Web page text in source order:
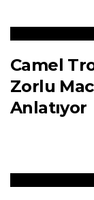
Camel
Zorlu
Anlatıyor